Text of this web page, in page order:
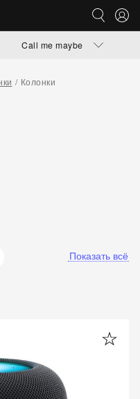
Call me maybe
Колонки
Показать всё